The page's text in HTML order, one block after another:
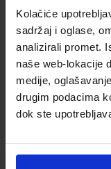
Kolačiće
sadržaj i oglase,
analizirali promet.
naše web-lokacije
medije,
drugim podacima
dok ste